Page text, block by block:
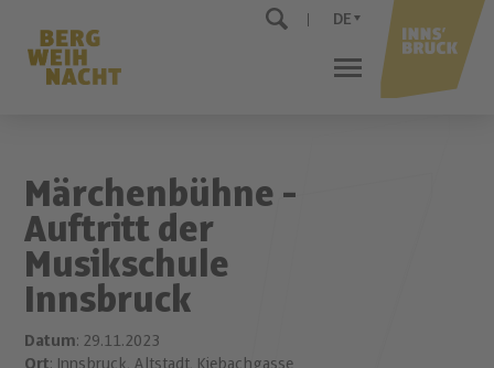
DE
Märchenbühne -
Auftritt der
Musikschule
Innsbruck
Datum: 29.11.2023